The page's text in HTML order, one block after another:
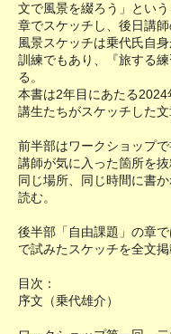
文で風景を綴ろう」とい
章でスケッチし、後日講
風景スケッチは乗代氏自
訓練でもあり、『旅する
る。
本書は2年目にあたる
講生たちがスケッチした文
前半部はワークショップ
講師が気に入った箇所を抜
同じ場所、同じ時間に書
読む。
後半部「自由課題」の章
で試みたスケッチを全文掲
目次：
序文（乗代雄介）